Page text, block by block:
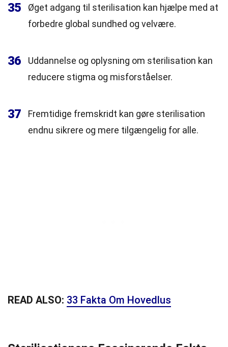
35
Øget adgang til sterilisation kan hjælpe med at
forbedre global sundhed og velvære.
36
Uddannelse og oplysning om sterilisation kan
reducere stigma og misforståelser.
37
Fremtidige fremskridt kan gøre sterilisation
endnu sikrere og mere tilgængelig for alle.
READ ALSO: 33 Fakta Om Hovedlus